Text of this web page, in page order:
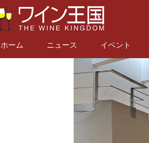
ホーム ニュース イベント